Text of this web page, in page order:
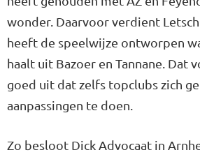
wonder. Daarvoor verdient
heeft de speelwijze ontworpen
haalt uit Bazoer en Tannane. Dat
goed uit dat zelfs topclubs zich
aanpassingen te doen.
Zo besloot Dick Advocaat in